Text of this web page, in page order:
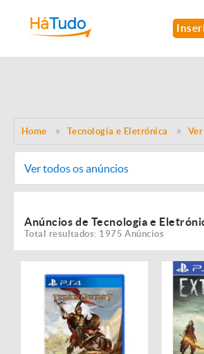
Home Tecnologia e Eletrónica
Ver todos os anúncios
Anúncios de Tecnologia e
Total resultados: 1975 Anúncios